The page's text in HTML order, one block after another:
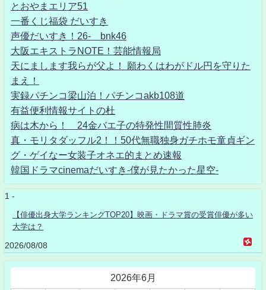
とおやまエリア51
一番くじ福袋 だいすき
声優だいすき！26- bnk46
大阪エキストラNOTE！芸能情報局
天にまします我らが父よ！ 願わくはわがドル円を守りた
まえ！
実録パチンコ梁山泊！パチンコakb108道
有益便利情報サイトの杜
病は木から！ 24金バエ子の特発性間質性肺炎
真・モリタダッフル2！！50代無職独身ガチホモ童貞ギン
グ・ゲイなー女装子オネエ的まとめ速報
韓国ドラマcinemaだいすき-僕が見たかった星空-
1 -
【俳優出身大学ランキングTOP20】映画・ドラマ賞の受賞俳優が多い
大学は？
2026/08/08
2026年6月